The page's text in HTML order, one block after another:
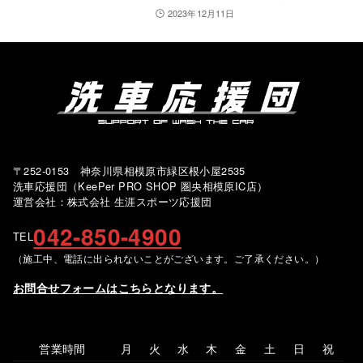
2023年12月11日
〒252-0153 神奈川県相模原市緑区根小屋2535
洗車応援団（KeePer PRO SHOP 圏央相模原IC店）
運営会社：株式会社 生涯スポーツ応援団
TEL042-850-4900
（施工中、電話に出られないことがございます。ご了承ください。）
お問合せフォームはこちらとなります。
営業時間 月 火 水 木 金 土 日 祝